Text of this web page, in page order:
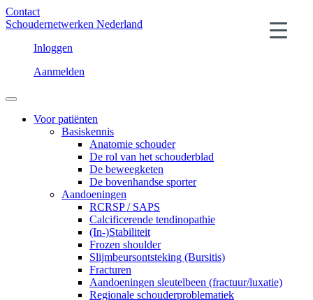
Contact
Schoudernetwerken Nederland
Inloggen
Aanmelden
Voor patiënten
Basiskennis
Anatomie schouder
De rol van het schouderblad
De beweegketen
De bovenhandse sporter
Aandoeningen
RCRSP / SAPS
Calcificerende tendinopathie
(In-)Stabiliteit
Frozen shoulder
Slijmbeursontsteking (Bursitis)
Fracturen
Aandoeningen sleutelbeen (fractuur/luxatie)
Regionale schouderproblematiek